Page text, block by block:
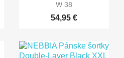
W 38
54,95 €